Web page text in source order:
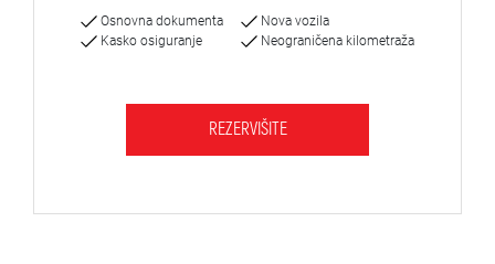
Osnovna dokumenta
Kasko osiguranje
Nova vozila
Neograničena kilometraža
REZERVIŠITE